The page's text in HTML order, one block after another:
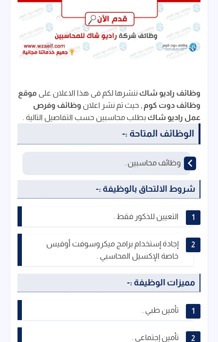
وظائف راديو شاك ننشرها لكم فى هذا الاعلان على موقع
وظائف دوت كوم , حيث تم نشر اعلان وظائف وفرص
عمل راديو شاك بطلب محاسبين حسب التفاصيل التالية .
الوظائف المتاحة :-
وظائف محاسبين .
شروط الالتحاق بالوظيفة :-
التعيين للذكور فقط .
إجادة إستخدام برامج ميكروسوفت أوفيس
خاصة الإكسيل المحاسبي .
مميزات الوظيفة :-
تأمين طبي .
تأمين إجتماعي .